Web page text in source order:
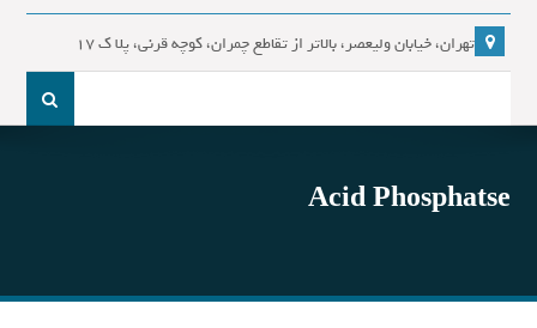
تهران، خیابان ولیعصر، بالاتر از تقاطع چمران، کوچه قرنی، پلا ک 17
جست
Acid Phosphatse